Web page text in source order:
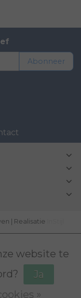
Abonneer
| Realisatie
website te
Ja
»